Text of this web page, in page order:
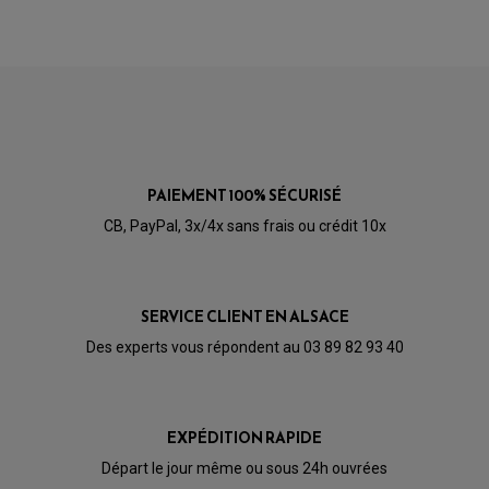
PAIEMENT 100% SÉCURISÉ
CB, PayPal, 3x/4x sans frais ou crédit 10x
SERVICE CLIENT EN ALSACE
Des experts vous répondent au 03 89 82 93 40
EXPÉDITION RAPIDE
Départ le jour même ou sous 24h ouvrées